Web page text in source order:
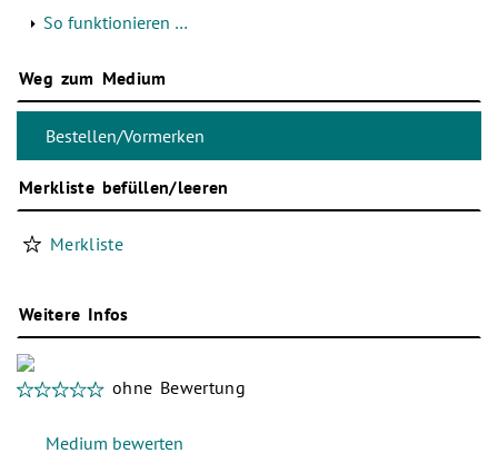
So funktionieren …
Weg zum Medium
Merkliste befüllen/leeren
Merkliste
Weitere Infos
ohne Bewertung